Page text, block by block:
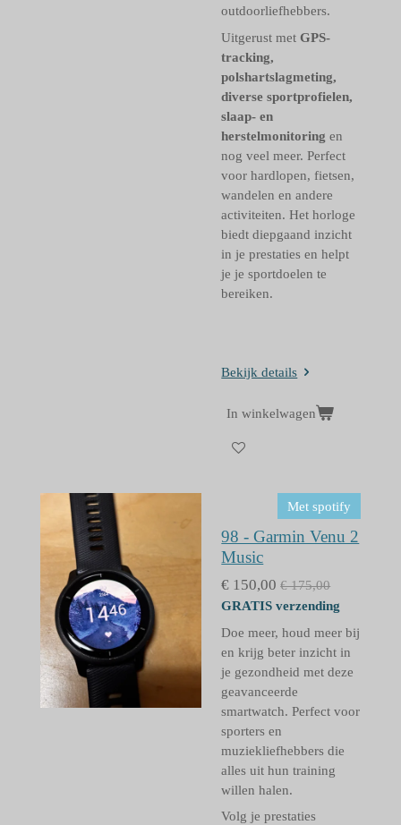
outdoorliefhebbers.
Uitgerust metGPS-
tracking,
polshartslagmeting,
diverse sportprofielen,
slaap- en
herstelmonitoring en
nog veel meer. Perfect
voor hardlopen, fietsen,
wandelen en andere
activiteiten. Het horloge
biedt diepgaand inzicht
in je prestaties en helpt
je je sportdoelen te
bereiken.
Bekijk details
In winkelwagen
Met spotify
98 - Garmin Venu 2
Music
€ 150,00 € 175,00
GRATIS verzending
Doe meer, houd meer bij
en krijg beter inzicht in
je gezondheid met deze
geavanceerde
smartwatch. Perfect voor
sporters en
muziekliefhebbers die
alles uit hun training
willen halen.
Volg je prestaties